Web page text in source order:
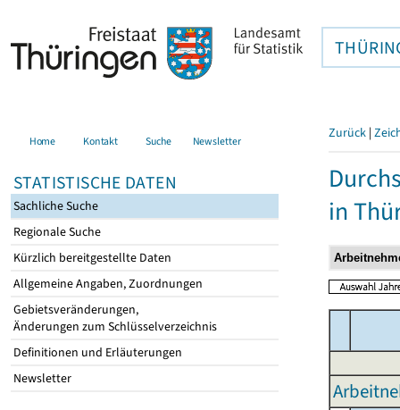
Home Kontakt Suche Newsletter
STATISTISCHE DATEN
Sachliche Suche
Regionale Suche
Kürzlich bereitgestellte Daten
Allgemeine Angaben, Zuordnungen
Gebietsveränderungen,
Änderungen zum Schlüsselverzeichnis
Definitionen und Erläuterungen
Newsletter
Zurück |
in